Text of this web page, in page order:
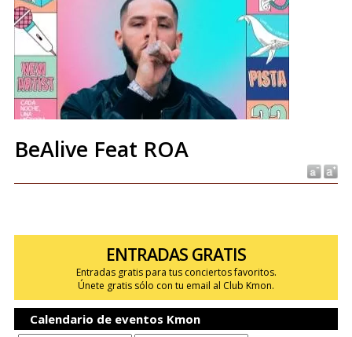
BeAlive Feat ROA
ENTRADAS GRATIS
Entradas gratis para tus conciertos favoritos.
Únete gratis sólo con tu email al Club Kmon.
Calendario de eventos Kmon